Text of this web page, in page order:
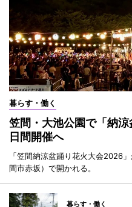
暮らす・働く
笠間・大池公園で「納
日間開催へ
「笠間納涼盆踊り花火大会2026
間市赤坂）で開かれる。
暮らす・働く